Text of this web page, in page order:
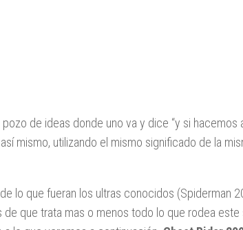
de ideas donde uno va y dice “y si hacemos
mismo, utilizando el mismo significado de la
lo que fueran los ultras conocidos (Spiderman
que trata mas o menos todo lo que rodea este